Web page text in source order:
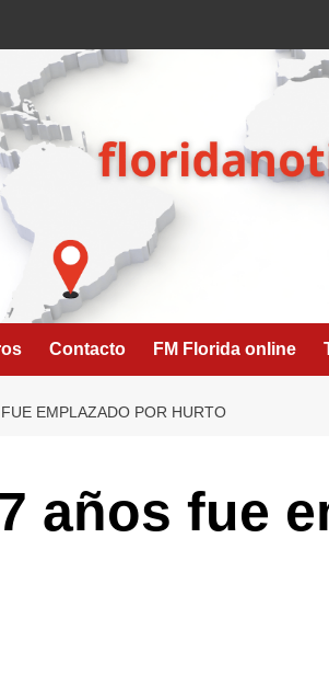
Contacto FM Florida online
EMPLAZADO POR HURTO
años fue